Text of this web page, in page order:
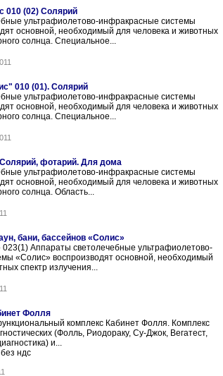
010 (02) Солярий
ультрафиолетово-инфракрасные системы
основной, необходимый для человека и животных
солнца. Специальное...
010 (01). Солярий
ультрафиолетово-инфракрасные системы
основной, необходимый для человека и животных
солнца. Специальное...
фотарий. Для дома
ультрафиолетово-инфракрасные системы
основной, необходимый для человека и животных
солнца. Область...
бани, бассейнов «Солис»
Аппараты светолечебные ультрафиолетово-
«Солис» воспроизводят основной, необходимый
спектр излучения...
Фолля
комплекс Кабинет Фолля. Комплекс
(Фолль, Риодораку, Су-Джок, Вегатест,
и...
ндс